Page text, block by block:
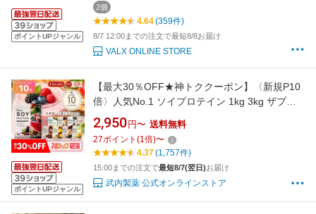
ポイントUPジャンル
バナナ ほうじ茶 生キャラメル
2個
4.64(359件)
8/7 12:00までの注文で最短8/8お届け
VALX ONLINE STORE
ポイントUPジャンル
【最大30％OFF★神トククーポン】〈新規P10
倍〉人気No.1 ソイプロテイン 1kg 3kg ザプロ
ダイエット ソイ プロテイン 女性 美容 男性 植
物性 プロテインダイエット 置き換え 美味しい
チョコ ピラティス チョコ 黒ごまきなこ ほうじ
茶 たんぱく質 THE PROTEIN 送料無料
2,950 円〜 送料無料
27ポイント (1倍)〜
4.37(1,757件)
15:00までの注文で最短8/7(翌日)お届け
武内製薬 公式オンラインストア